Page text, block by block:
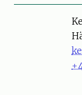
Person